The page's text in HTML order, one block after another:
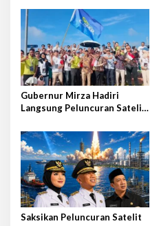
Rencana Kongnas II AWPI se-
Indonesia
Gubernur Mirza Hadiri
Langsung Peluncuran Satelit
Tiongkok Timur
Saksikan Peluncuran Satelit